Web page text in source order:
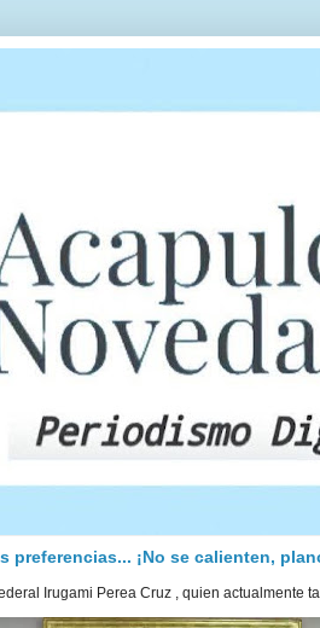
¡No se calienten,
Irugami Perea Cruz , quien actualmente